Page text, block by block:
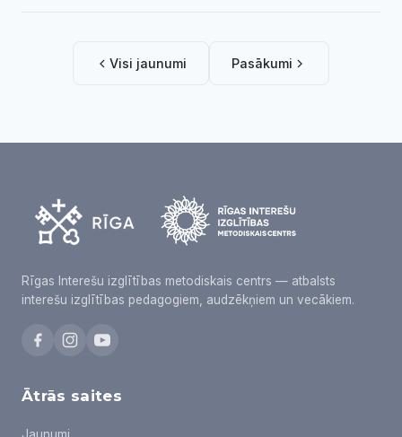
Visi jaunumi Pasākumi
Rīgas Interešu izglītības metodiskais centrs — atbalsts
interešu izglītības pedagogiem, audzēkņiem un vecākiem.
Ātrās saites